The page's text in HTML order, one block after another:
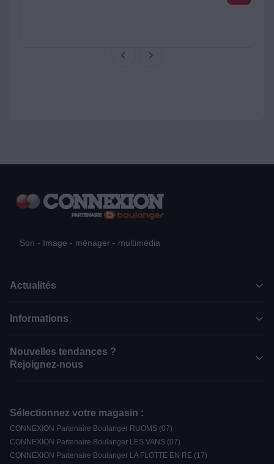
Son - Image - ménager - multimédia
Actualités
Informations
Nouvelles tendances ?
Rejoignez-nous
Sélectionnez votre magasin :
CONNEXION Partenaire Boulanger RUOMS (07)
CONNEXION Partenaire Boulanger LES VANS (07)
CONNEXION Partenaire Boulanger LA FLOTTE EN RE (17)